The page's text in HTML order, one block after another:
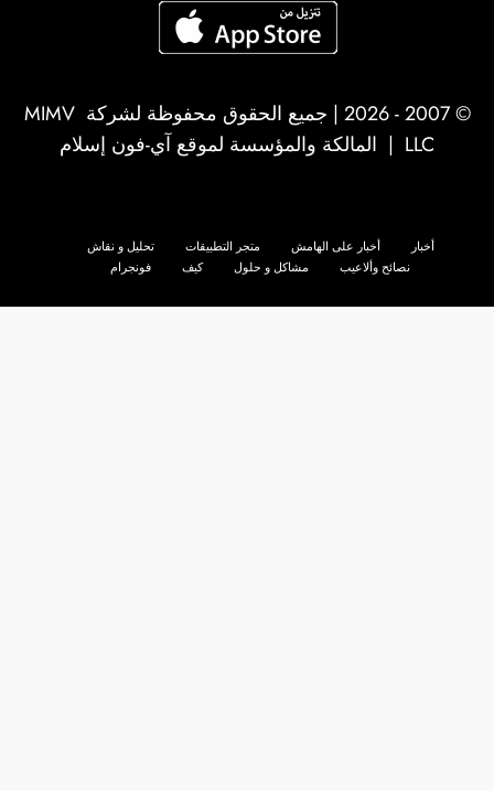
© 2007 - 2026 | جميع الحقوق محفوظة لشركة
MIMV
LLC | المالكة والمؤسسة لموقع آي-فون إسلام
أخبار أخبار على الهامش متجر التطبيقات
تحليل و نقاش
نصائح وألاعيب
مشاكل و حلول كيف فونجرام